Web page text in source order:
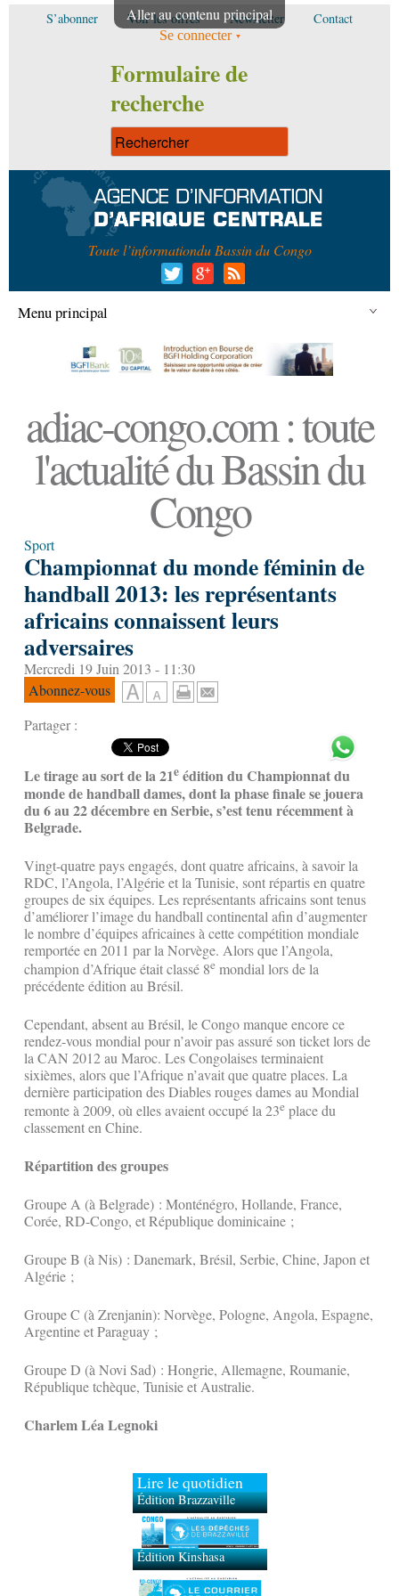
Aller au contenu principal
S’abonner Voir les offres Newsletter Contact
Se connecter
Formulaire de
recherche
Toute l’informationdu Bassin du Congo
Menu principal
adiac-congo.com : toute
l'actualité du Bassin du
Congo
Sport
Championnat du monde féminin de
handball 2013: les représentants
africains connaissent leurs
adversaires
Mercredi 19 Juin 2013 - 11:30
Abonnez-vous
Partager :
Le tirage au sort de la 21e édition du Championnat du
monde de handball dames, dont la phase finale se jouera
du 6 au 22 décembre en Serbie, s’est tenu récemment à
Belgrade.
Vingt-quatre pays engagés, dont quatre africains, à savoir la
RDC, l’Angola, l’Algérie et la Tunisie, sont répartis en quatre
groupes de six équipes. Les représentants africains sont tenus
d’améliorer l’image du handball continental afin d’augmenter
le nombre d’équipes africaines à cette compétition mondiale
remportée en 2011 par la Norvège. Alors que l’Angola,
champion d’Afrique était classé 8e mondial lors de la
précédente édition au Brésil.
Cependant, absent au Brésil, le Congo manque encore ce
rendez-vous mondial pour n’avoir pas assuré son ticket lors de
la CAN 2012 au Maroc. Les Congolaises terminaient
sixièmes, alors que l’Afrique n’avait que quatre places. La
dernière participation des Diables rouges dames au Mondial
remonte à 2009, où elles avaient occupé la 23e place du
classement en Chine.
Répartition des groupes
Groupe A (à Belgrade) : Monténégro, Hollande, France,
Corée, RD-Congo, et République dominicaine ;
Groupe B (à Nis) : Danemark, Brésil, Serbie, Chine, Japon et
Algérie ;
Groupe C (à Zrenjanin): Norvège, Pologne, Angola, Espagne,
Argentine et Paraguay ;
Groupe D (à Novi Sad) : Hongrie, Allemagne, Roumanie,
République tchèque, Tunisie et Australie.
Charlem Léa Legnoki
Lire le quotidien
Édition Brazzaville
Édition Kinshasa